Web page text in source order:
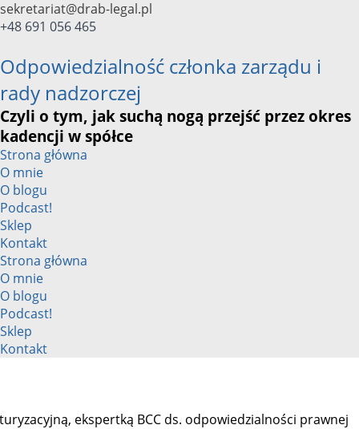
Przejdź
do
sekretariat@drab-legal.pl
+48 691 056 465
Odpowiedzialność członka zarządu i
rady nadzorczej
Czyli o tym, jak suchą nogą przejść przez okres
kadencji w spółce
Strona główna
O mnie
O blogu
Podcast!
Sklep
Kontakt
Strona główna
O mnie
O blogu
Podcast!
Sklep
Kontakt
ekspertką BCC ds. odpowiedzialności prawnej